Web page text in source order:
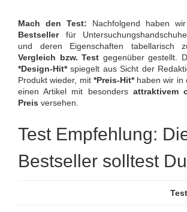
Mach den Test: Nachfolgend haben
Bestsellerfür
und deren Eigenschaften tabellarisch
Vergleich bzw. Test gegenüber gestellt.
*Design-Hit*spiegelt aus Sicht der
Produkt wieder, mit *Preis-Hit*haben wir in
einen Artikel mit besonders attraktivem
Preis versehen.
Test Empfehlung:
Bestseller solltest